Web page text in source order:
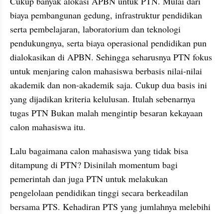
biaya pembangunan gedung, infrastruktur pendidikan
serta pembelajaran, laboratorium dan teknologi
pendukungnya, serta biaya operasional pendidikan pun
dialokasikan di APBN. Sehingga seharusnya PTN fokus
untuk menjaring calon mahasiswa berbasis nilai-nilai
akademik dan non-akademik saja. Cukup dua basis ini
yang dijadikan kriteria kelulusan. Itulah sebenarnya
tugas PTN Bukan malah mengintip besaran kekayaan
calon mahasiswa itu.
Lalu bagaimana calon mahasiswa yang tidak bisa
ditampung di PTN? Disinilah momentum bagi
pemerintah dan juga PTN untuk melakukan
pengelolaan pendidikan tinggi secara berkeadilan
bersama PTS. Kehadiran PTS yang jumlahnya melebihi